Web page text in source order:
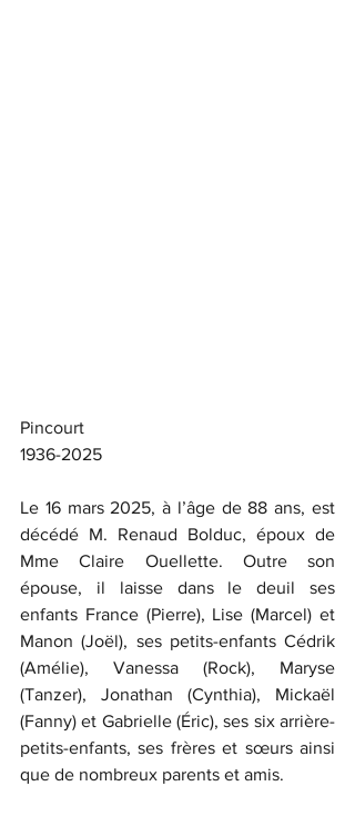
Pincourt
1936-2025
Le 16 mars 2025, à l’âge de 88 ans, est
décédé M. Renaud Bolduc, époux de
Mme Claire Ouellette. Outre son
épouse, il laisse dans le deuil ses
enfants France (Pierre), Lise (Marcel) et
Manon (Joël), ses petits-enfants Cédrik
(Amélie), Vanessa (Rock), Maryse
(Tanzer), Jonathan (Cynthia), Mickaël
(Fanny) et Gabrielle (Éric), ses six arrière-
petits-enfants, ses frères et sœurs ainsi
que de nombreux parents et amis.